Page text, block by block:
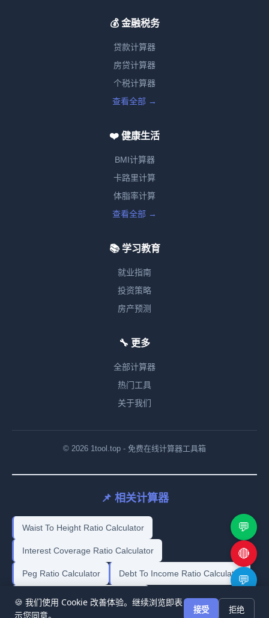
🍪 我们使用 Cookie 改善体验。继续浏览即表
示您同意。
接受 拒绝
💬
🔴
💬
🔗
💰 金融税务
贷款计算器
房贷计算器
个税计算器
查看全部 →
❤️ 健康生活
BMI计算器
卡路里计算
体脂率计算
查看全部 →
📚 学习教育
就业指南
投资策略
房产预测
🔧 更多
全部计算器
热门工具
关于我们
© 2026 1tool.top - 免费在线计算器工具箱
📌 相关计算器
Waist To Height Ratio Calculator
Interest Coverage Ratio Calculator
Peg Ratio Calculator Debt To Income Ratio Calculator
Price Earnings Ratio Calculator